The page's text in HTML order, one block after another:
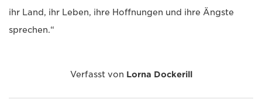
ihr Land, ihr Leben, ihre Hoffnungen und ihre Ängste
sprechen.“
Verfasst von Lorna Dockerill